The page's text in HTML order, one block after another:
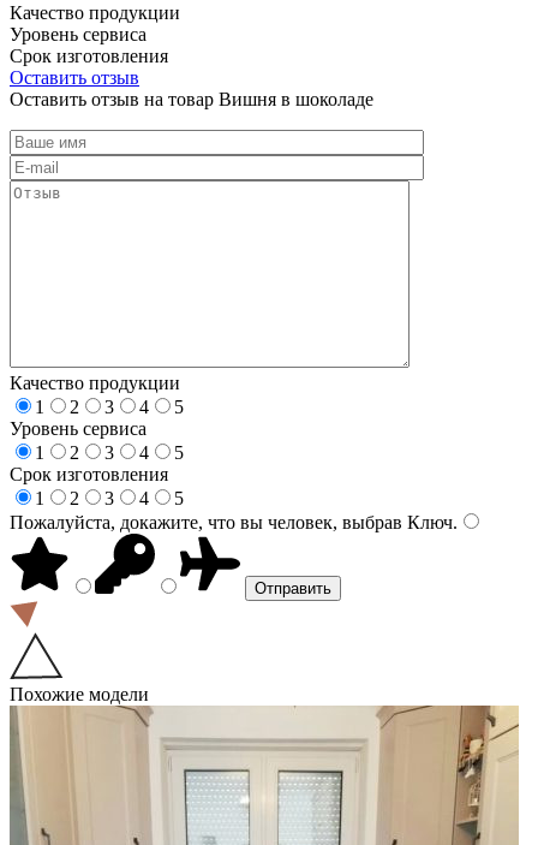
Качество продукции
Уровень сервиса
Срок изготовления
Оставить отзыв
Оставить отзыв на товар Вишня в шоколаде
Качество продукции
1
2 3 4
5
Уровень сервиса
1
2 3 4
5
Срок изготовления
1
2 3 4
5
Пожалуйста, докажите, что вы человек, выбрав Ключ.
Похожие модели